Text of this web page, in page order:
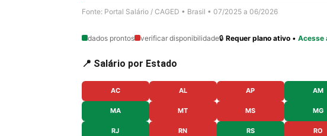
Fonte: Portal Salário / CAGED • Brasil • 07/2025 a 06/2026
dados prontos verificar disponibilidade🔒 Requer plano ativo • Acesse
📍 Salário por Estado
AC AL AP AM
MA MT MS MG
RJ RN RS RO